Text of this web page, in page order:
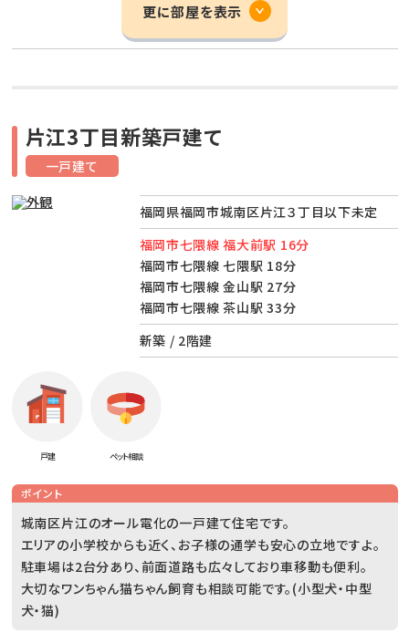
更に部屋を表示
一戸建て
片江3丁目新築戸建て
福岡県福岡市城南区片江３丁目以下未定
福岡市七隈線 福大前駅 16分
福岡市七隈線 七隈駅 18分
福岡市七隈線 金山駅 27分
福岡市七隈線 茶山駅 33分
新築 / 2階建
戸建 ペット相談
ポイント
城南区片江のオール電化の一戸建て住宅です。
エリアの小学校からも近く、お子様の通学も安心の立地ですよ。
駐車場は2台分あり、前面道路も広々しており車移動も便利。
大切なワンちゃん猫ちゃん飼育も相談可能です。(小型犬・中型
犬・猫)